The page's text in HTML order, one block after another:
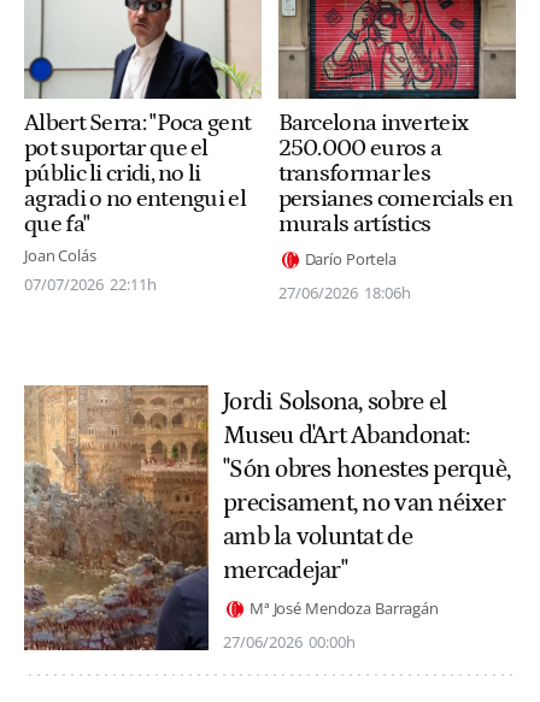
Albert Serra: "Poca gent
pot suportar que el
públic li cridi, no li
agradi o no entengui el
que fa"
Joan Colás
07/07/2026 22:11h
Barcelona inverteix
250.000 euros a
transformar les
persianes comercials en
murals artístics
Darío Portela
27/06/2026 18:06h
Jordi Solsona, sobre el
Museu d'Art Abandonat:
"Són obres honestes perquè,
precisament, no van néixer
amb la voluntat de
mercadejar"
Mª José Mendoza Barragán
27/06/2026 00:00h